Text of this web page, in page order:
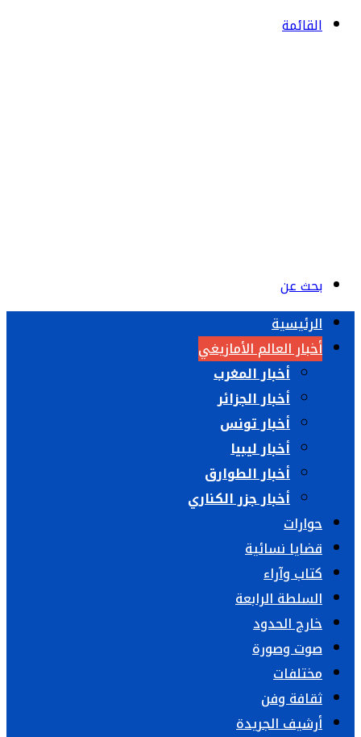
القائمة
بحث عن
الرئيسية
أخبار العالم الأمازيغي
أخبار المغرب
أخبار الجزائر
أخبار تونس
أخبار ليبيا
أخبار الطوارق
أخبار جزر الكناري
حوارات
قضايا نسائية
كتاب وآراء
السلطة الرابعة
خارج الحدود
صوت وصورة
مختلفات
ثقافة وفن
أرشيف الجريدة